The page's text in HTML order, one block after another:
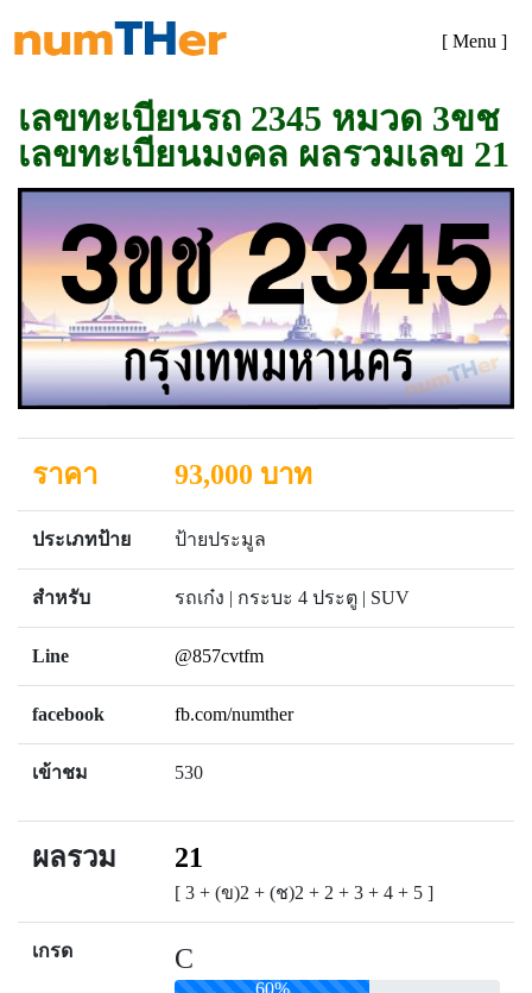
[ Menu ]
เลขทะเบียนรถ 2345 หมวด 3ขช
เลขทะเบียนมงคล ผลรวมเลข 21
ราคา 93,000 บาท
ประเภทป้าย ป้ายประมูล
สำหรับ รถเก๋ง | กระบะ 4 ประตู | SUV
Line @857cvtfm
facebook fb.com/numther
เข้าชม 530
ผลรวม 21
[ 3 + (ข)2 + (ช)2 + 2 + 3 + 4 + 5 ]
เกรด C
60%